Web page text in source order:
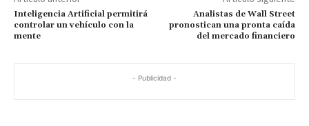
Inteligencia Artificial permitirá
controlar un vehículo con la
mente
Analistas de Wall Street
pronostican una pronta caída
del mercado financiero
- Publicidad -